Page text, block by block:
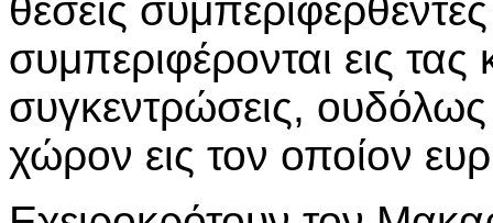
θέσεις
συμπεριφέρονται εις
συγκεντρώσεις,
χώρον εις τον οποίον